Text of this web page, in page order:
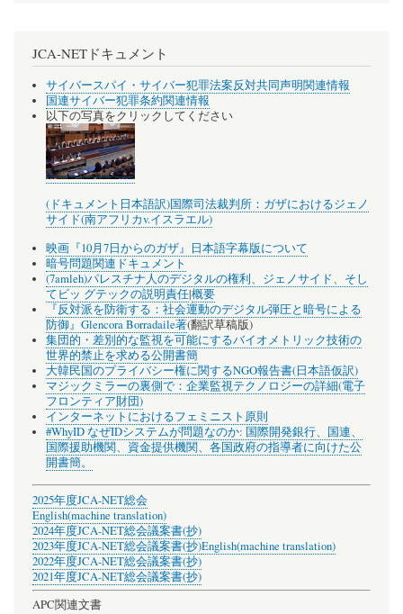
リ
が
舞
う）
JCA-NETドキュメント
サイバースパイ・サイバー犯罪法案反対共同声明関連情報
国連サイバー犯罪条約関連情報
以下の写真をクリックしてください
(ドキュメント日本語訳)国際司法裁判所：ガザにおけるジェノ
サイド(南アフリカv.イスラエル)
映画『10月7日からのガザ』日本語字幕版について
暗号問題関連ドキュメント
(7amleh)パレスチナ人のデジタルの権利、ジェノサイド、そし
てビッ グテックの説明責任|概要
『反対派を防衛する：社会運動のデジタル弾圧と暗号による
防御』Glencora Borradaile著(翻訳草稿版)
集団的・差別的な監視を可能にするバイオメトリック技術の
世界的禁止を求める公開書簡
大韓民国のプライバシー権に関するNGO報告書(日本語仮訳)
マジックミラーの裏側で：企業監視テクノロジーの詳細(電子
フロンティア財団)
インターネットにおけるフェミニスト原則
#WhyID なぜIDシステムが問題なのか: 国際開発銀行、国連、
国際援助機関、資金提供機関、各国政府の指導者に向けた公
開書簡。
2025年度JCA-NET総会
English(machine translation)
2024年度JCA-NET総会議案書(抄)
2023年度JCA-NET総会議案書(抄)English(machine translation)
2022年度JCA-NET総会議案書(抄)
2021年度JCA-NET総会議案書(抄)
APC関連文書